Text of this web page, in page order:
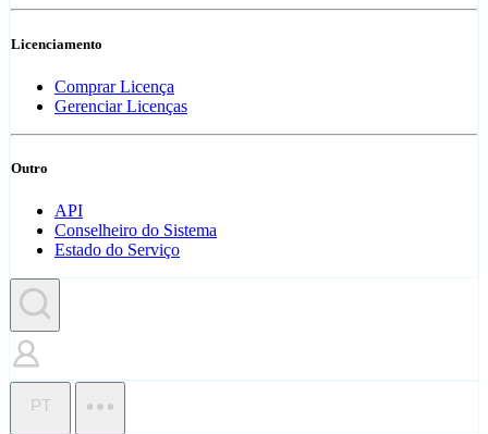
Licenciamento
Comprar Licença
Gerenciar Licenças
Outro
API
Conselheiro do Sistema
Estado do Serviço
PT